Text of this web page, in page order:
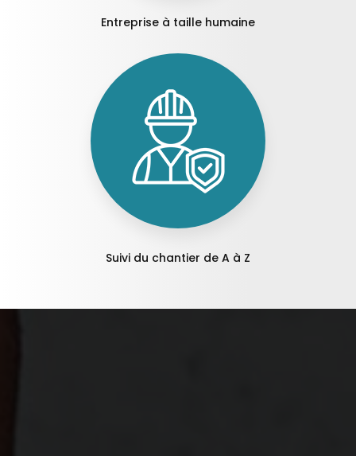
Entreprise à taille humaine
Suivi du chantier de A à Z